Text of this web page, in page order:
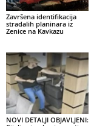
Završena identifikacija
stradalih planinara iz
Zenice na Kavkazu
NOVI DETALJI OBJAVLJENI: